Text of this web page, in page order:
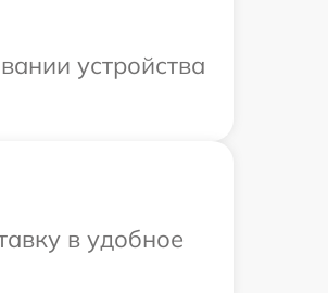
устройства
в удобное